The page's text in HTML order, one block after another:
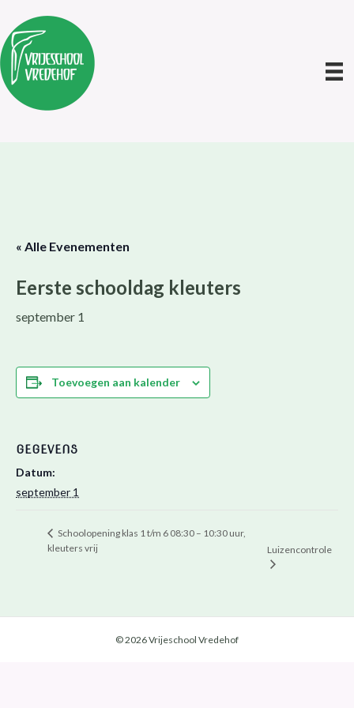
« Alle Evenementen
Eerste schooldag kleuters
september 1
Toevoegen aan kalender
GEGEVENS
Datum:
september 1
Schoolopening klas 1 t/m 6 08:30 – 10:30 uur,
kleuters vrij
Luizencontrole
© 2026 Vrijeschool Vredehof